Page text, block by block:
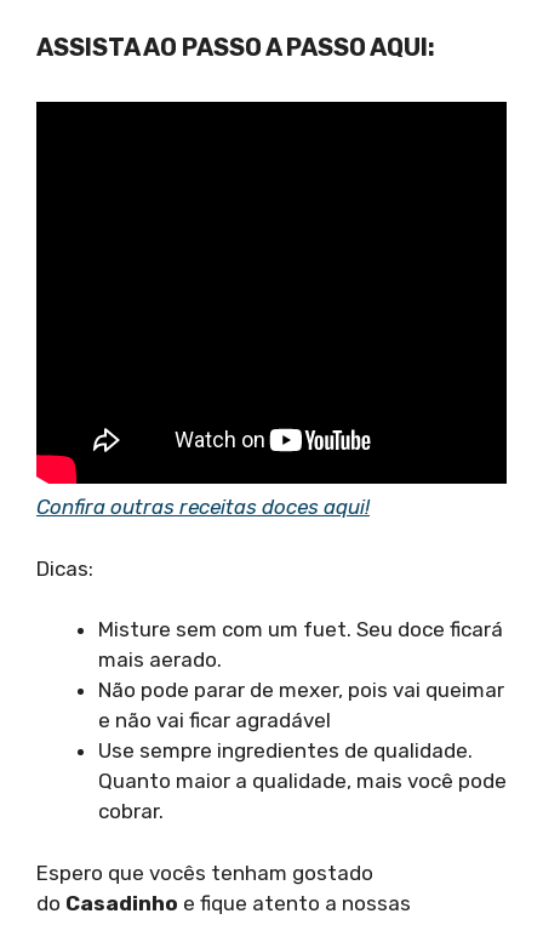
ASSISTA AO PASSO A PASSO AQUI:
Confira outras receitas doces aqui!
Dicas:
Misture sem com um fuet. Seu doce ficará
mais aerado.
Não pode parar de mexer, pois vai queimar
e não vai ficar agradável
Use sempre ingredientes de qualidade.
Quanto maior a qualidade, mais você pode
cobrar.
Espero que vocês tenham gostado
do Casadinho e fique atento a nossas